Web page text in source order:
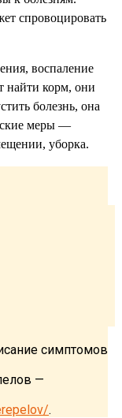
спровоцировать
воспаление
найти корм, они
болезнь, она
меры —
уборка.
симптомов
—
.